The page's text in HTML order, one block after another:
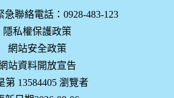
急聯絡電話：0928-483-123
隱私權保護政策
網站安全政策
站資料開放宣告
第 13584405 瀏覽者